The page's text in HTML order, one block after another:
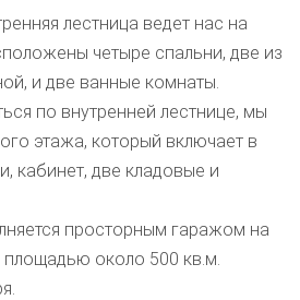
лестница ведет нас на
четыре спальни, две из
и две ванные комнаты.
по внутренней лестнице, мы
этажа, который включает в
кабинет, две кладовые и
просторным гаражом на
около 500 кв.м.